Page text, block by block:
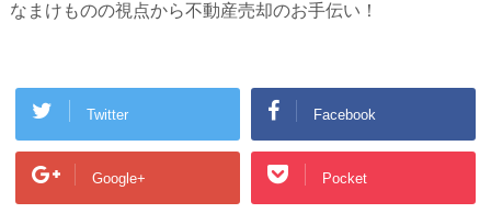
なまけものの視点から不動産売却のお手伝い！
Twitter Facebook
Google+ Pocket